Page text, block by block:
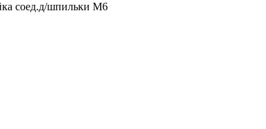
соед.д/шпильки М6